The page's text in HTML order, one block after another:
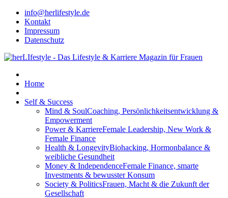
info@herlifestyle.de
Kontakt
Impressum
Datenschutz
Home
Self & Success
Mind & SoulCoaching, Persönlichkeitsentwicklung &
Empowerment
Power & KarriereFemale Leadership, New Work &
Female Finance
Health & LongevityBiohacking, Hormonbalance &
weibliche Gesundheit
Money & IndependenceFemale Finance, smarte
Investments & bewusster Konsum
Society & PoliticsFrauen, Macht & die Zukunft der
Gesellschaft